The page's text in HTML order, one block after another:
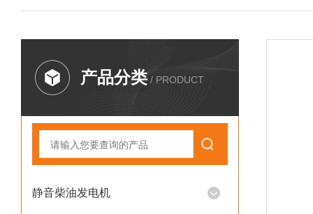
产品分类 / PRODUCT
静音柴油发电机